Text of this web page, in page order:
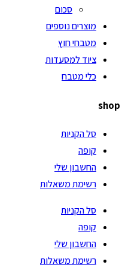
סכום
מוצרים נוספים
מטבחי חוץ
ציוד למסעדות
כלי מטבח
shop
סל הקניות
קופה
החשבון שלי
רשימת משאלות
סל הקניות
קופה
החשבון שלי
רשימת משאלות